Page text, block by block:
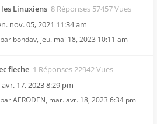
Linuxiens 8 Réponses 57457 Vues
nov. 05, 2021 11:34 am
bondav, jeu. mai 18, 2023 10:11 am
fleche 1 Réponses 22942 Vues
17, 2023 8:29 pm
AERODEN, mar. avr. 18, 2023 6:34 pm